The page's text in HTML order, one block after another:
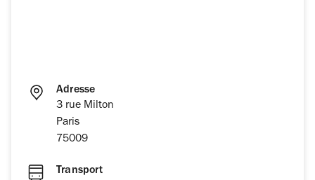
Adresse
3 rue Milton
Paris
75009
Transport